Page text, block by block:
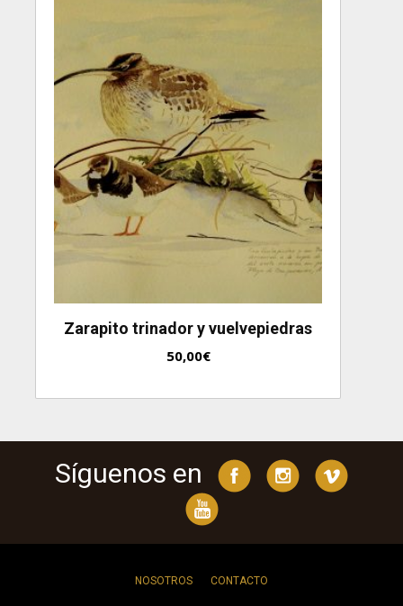
Zarapito trinador y vuelvepiedras
50,00€
Síguenos en
NOSOTROS CONTACTO